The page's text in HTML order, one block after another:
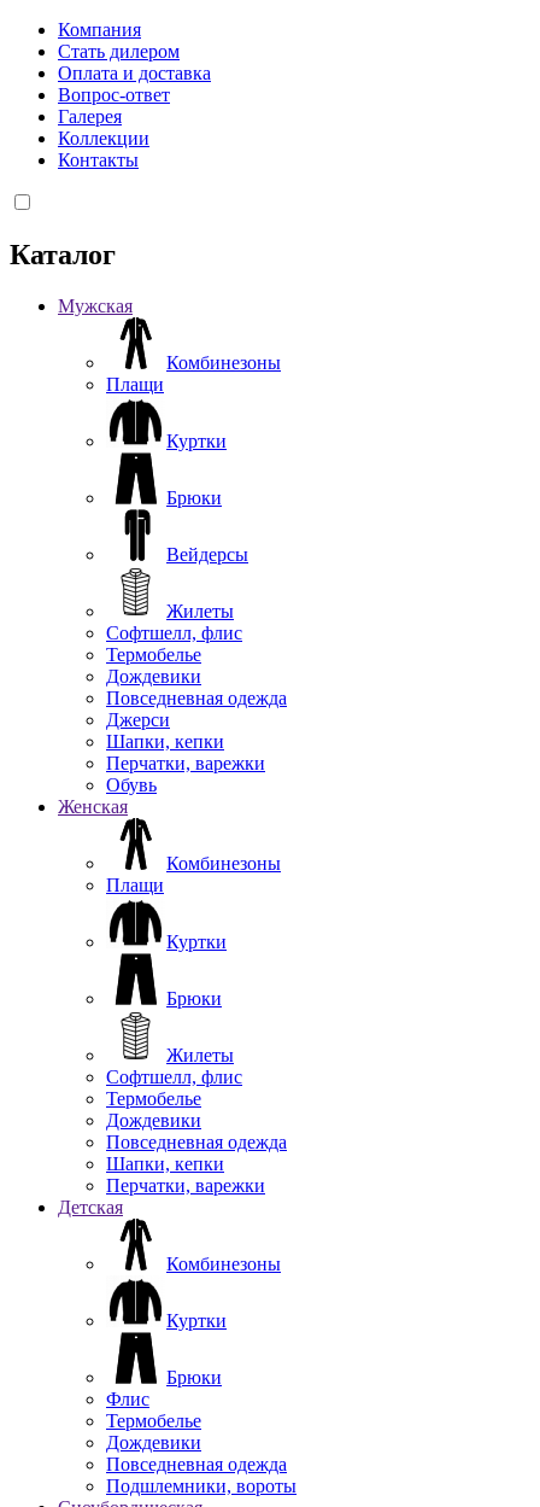
Компания
Стать дилером
Оплата и доставка
Вопрос-ответ
Галерея
Коллекции
Контакты
Каталог
Мужская
Комбинезоны
Плащи
Куртки
Брюки
Вейдерсы
Жилеты
Софтшелл, флис
Термобелье
Дождевики
Повседневная одежда
Джерси
Шапки, кепки
Перчатки, варежки
Обувь
Женская
Комбинезоны
Плащи
Куртки
Брюки
Жилеты
Софтшелл, флис
Термобелье
Дождевики
Повседневная одежда
Шапки, кепки
Перчатки, варежки
Детская
Комбинезоны
Куртки
Брюки
Флис
Термобелье
Дождевики
Повседневная одежда
Подшлемники, вороты